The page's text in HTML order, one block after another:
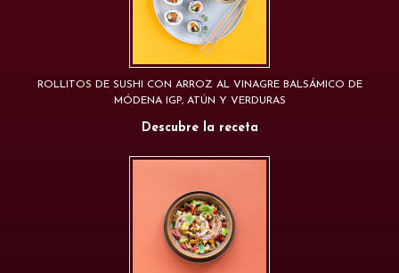
ROLLITOS DE SUSHI CON ARROZ AL VINAGRE BALSÁMICO DE
MÓDENA IGP, ATÚN Y VERDURAS
Descubre la receta